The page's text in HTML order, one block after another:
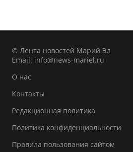
© Лента новостей Марий Эл
Email: info@news-mariel.ru
О нас
Контакты
Редакционная политика
Политика конфиденциальности
Правила пользования сайтом